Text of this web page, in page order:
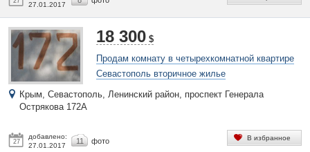
27.01.2017
27
добавлено:
27.01.2017
11 фото
18 300 $
Продам комнату в четырехкомнатной квартире
Севастополь вторичное жилье
Крым, Севастополь, Ленинский район, проспект Генерала
Острякова 172А
В избранное